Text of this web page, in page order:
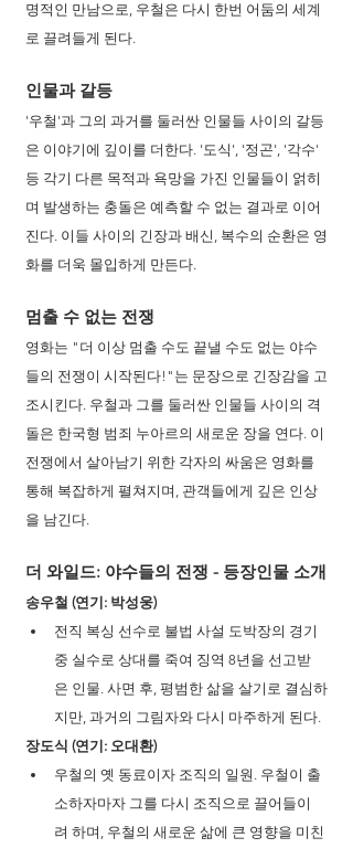
명적인 만남으로, 우철은 다시 한번 어둠의 세계
로 끌려들게 된다.
인물과 갈등
'우철'과 그의 과거를 둘러싼 인물들 사이의 갈등
은 이야기에 깊이를 더한다. '도식', '정곤', '각수'
등 각기 다른 목적과 욕망을 가진 인물들이 얽히
며 발생하는 충돌은 예측할 수 없는 결과로 이어
진다. 이들 사이의 긴장과 배신, 복수의 순환은 영
화를 더욱 몰입하게 만든다.
멈출 수 없는 전쟁
영화는 "더 이상 멈출 수도 끝낼 수도 없는 야수
들의 전쟁이 시작된다!"는 문장으로 긴장감을 고
조시킨다. 우철과 그를 둘러싼 인물들 사이의 격
돌은 한국형 범죄 누아르의 새로운 장을 연다. 이
전쟁에서 살아남기 위한 각자의 싸움은 영화를
통해 복잡하게 펼쳐지며, 관객들에게 깊은 인상
을 남긴다.
더 와일드: 야수들의 전쟁 - 등장인물 소개
송우철 (연기: 박성웅)
전직 복싱 선수로 불법 사설 도박장의 경기
중 실수로 상대를 죽여 징역 8년을 선고받
은 인물. 사면 후, 평범한 삶을 살기로 결심하
지만, 과거의 그림자와 다시 마주하게 된다.
장도식 (연기: 오대환)
우철의 옛 동료이자 조직의 일원. 우철이 출
소하자마자 그를 다시 조직으로 끌어들이
려 하며, 우철의 새로운 삶에 큰 영향을 미친